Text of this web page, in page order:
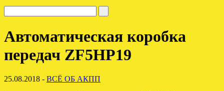
Автоматическая коробка
передач ZF5HP19
25.08.2018 - ВСЁ ОБ АКПП